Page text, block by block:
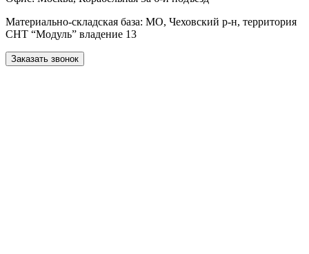
Материально-складская база: МО, Чеховский р-н, территория
СНТ “Модуль” владение 13
Заказать звонок